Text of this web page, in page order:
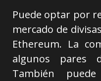
Puede optar por
mercado de
Ethereum. La
algunos pares
También